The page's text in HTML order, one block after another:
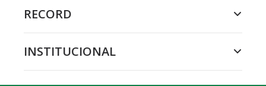
RECORD
INSTITUCIONAL